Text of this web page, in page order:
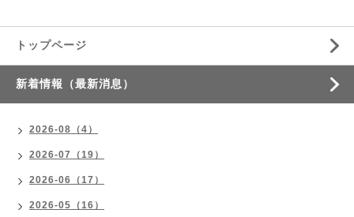
トップページ
新着情報（最新消息）
2026-08（4）
2026-07（19）
2026-06（17）
2026-05（16）